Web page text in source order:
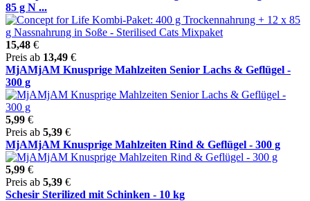
85 g N ...
15,48 €
Preis ab 13,49 €
MjAMjAM Knusprige Mahlzeiten Senior Lachs & Geflügel -
300 g
5,99 €
Preis ab 5,39 €
MjAMjAM Knusprige Mahlzeiten Rind & Geflügel - 300 g
5,99 €
Preis ab 5,39 €
Schesir Sterilized mit Schinken - 10 kg